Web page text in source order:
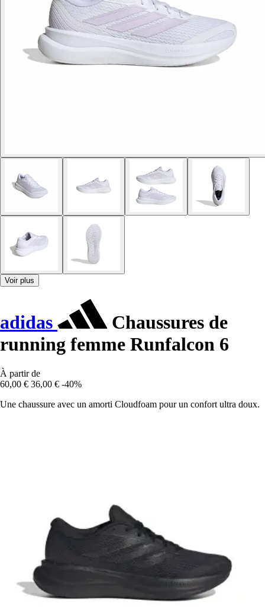
Voir plus
adidas
Chaussures de
running femme Runfalcon 6
À partir de
60,00 € 36,00 € -40%
Une chaussure avec un amorti Cloudfoam pour un confort ultra doux.